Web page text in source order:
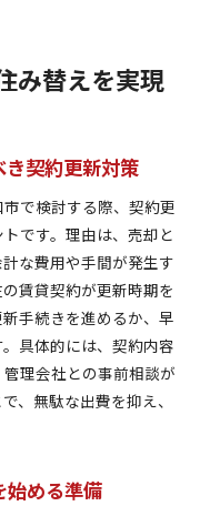
み替えを実現
契約更新対策
で検討する際、契約更
です。理由は、売却と
な費用や手間が発生す
賃貸契約が更新時期を
手続きを進めるか、早
具体的には、契約内容
理会社との事前相談が
、無駄な出費を抑え、
始める準備